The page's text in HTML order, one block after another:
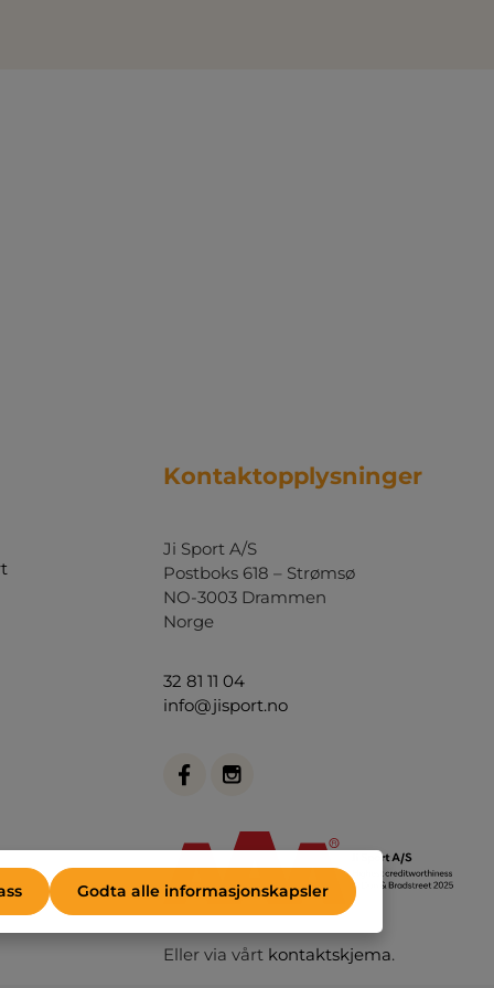
Kontaktopplysninger
Ji Sport A/S
Postboks 618 – Strømsø
NO-3003 Drammen
Norge
32 81 11 04
info@jisport.no
Eller via vårt kontaktskjema.
Godta alle informasjonskapsler